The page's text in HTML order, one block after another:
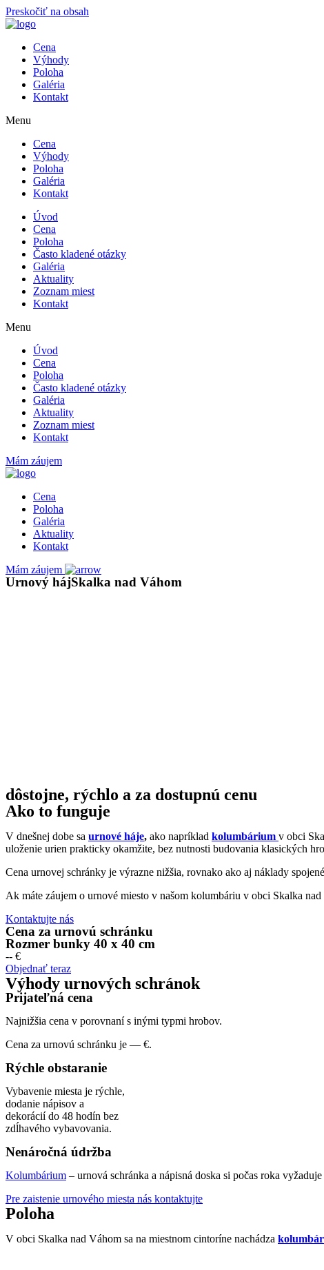
Preskočiť na obsah
Cena
Výhody
Poloha
Galéria
Kontakt
Menu
Cena
Výhody
Poloha
Galéria
Kontakt
Úvod
Cena
Poloha
Často kladené otázky
Galéria
Aktuality
Zoznam miest
Kontakt
Menu
Úvod
Cena
Poloha
Často kladené otázky
Galéria
Aktuality
Zoznam miest
Kontakt
Mám záujem
Cena
Poloha
Galéria
Aktuality
Kontakt
Mám záujem
Urnový hájSkalka nad Váhom
dôstojne, rýchlo a za dostupnú cenu
Ako to funguje
V dnešnej dobe sa urnové háje, ako napríklad kolumbárium v obci
uloženie urien prakticky okamžite, bez nutnosti budovania klasických
Cena urnovej schránky je výrazne nižšia, rovnako ako aj náklady
Ak máte záujem o urnové miesto v našom kolumbáriu v obci Skalka
Kontaktujte nás
Cena za urnovú schránku
Rozmer bunky 40 x 40 cm
-- €
Objednať teraz
Výhody urnových schránok
Prijateľná cena
Najnižšia cena v porovnaní s inými typmi hrobov.
Cena za urnovú schránku je — €.
Rýchle obstaranie
Vybavenie miesta je rýchle,
dodanie nápisov a
dekorácií do 48 hodín bez
zdĺhavého vybavovania.
Nenáročná údržba
Kolumbárium – urnová schránka a nápisná doska si počas roka
Pre zaistenie urnového miesta nás kontaktujte
Poloha
V obci Skalka nad Váhom sa na miestnom cintoríne nachádza